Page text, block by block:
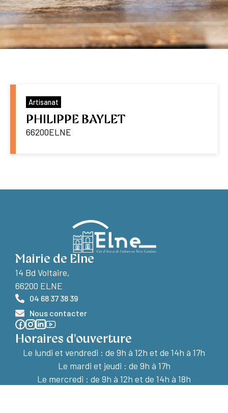
Artisanat
PHILIPPE BAYLET
66200ELNE
Mairie de Elne
14 Bd Voltaire,
66200 ELNE
04 68 37 38 39
Nous contacter
Horaires d'ouverture
Le lundi et vendredi : de 9h à 12h et de 14h à 17h
Le mardi et jeudi : de 9h à 17h
Le mercredi : de 9h à 12h et de 14h à 18h